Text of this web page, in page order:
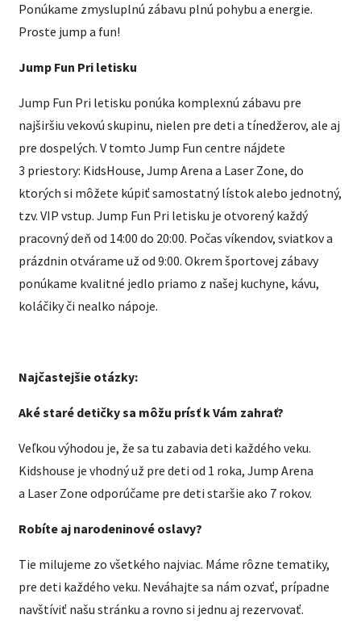
Ponúkame zmysluplnú zábavu plnú pohybu a energie.
Proste jump a fun!
Jump Fun Pri letisku
Jump Fun Pri letisku ponúka komplexnú zábavu pre
najširšiu vekovú skupinu, nielen pre deti a tínedžerov, ale aj
pre dospelých. V tomto Jump Fun centre nájdete
3 priestory: KidsHouse, Jump Arena a Laser Zone, do
ktorých si môžete kúpiť samostatný lístok alebo jednotný,
tzv. VIP vstup. Jump Fun Pri letisku je otvorený každý
pracovný deň od 14:00 do 20:00. Počas víkendov, sviatkov a
prázdnin otvárame už od 9:00. Okrem športovej zábavy
ponúkame kvalitné jedlo priamo z našej kuchyne, kávu,
koláčiky či nealko nápoje.
Najčastejšie otázky:
Aké staré detičky sa môžu prísť k Vám zahrať?
Veľkou výhodou je, že sa tu zabavia deti každého veku.
Kidshouse je vhodný už pre deti od 1 roka, Jump Arena
a Laser Zone odporúčame pre deti staršie ako 7 rokov.
Robíte aj narodeninové oslavy?
Tie milujeme zo všetkého najviac. Máme rôzne tematiky,
pre deti každého veku. Neváhajte sa nám ozvať, prípadne
navštíviť našu stránku a rovno si jednu aj rezervovať.